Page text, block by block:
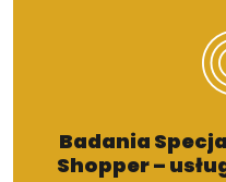
Badania
Shopper –